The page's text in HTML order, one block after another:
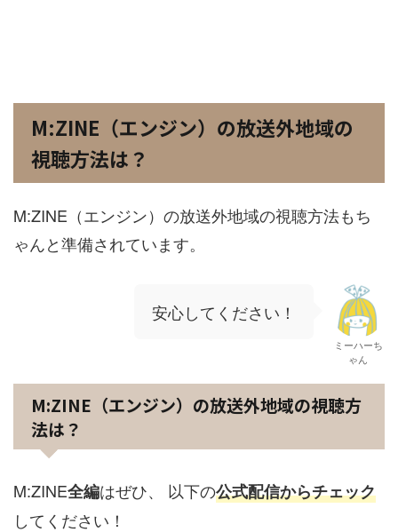
M:ZINE（エンジン）の放送外地域の
視聴方法は？
M:ZINE（エンジン）の放送外地域の視聴方法もち
ゃんと準備されています。
安心してください！
ミーハーち
ゃん
M:ZINE（エンジン）の放送外地域の視聴方
法は？
M:ZINE全編はぜひ、 以下の公式配信からチェック
してください！